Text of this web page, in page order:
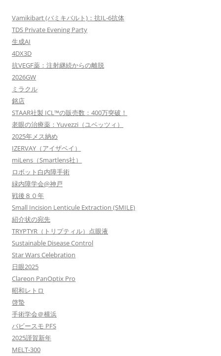
ョ
ン
Vamikibart (バミキバルト)：抗IL-6抗体
TDS Private Evening Party
生成AI
4DX3D
抗VEGF薬：注射継続からの離脱
2026GW
ミラクル
銘店
STAAR社製 ICL™の販売数：400万突破！
老眼の治療薬：Yuvezzi（ユベッツィ）
2025年メス納め
IZERVAY（アイザベイ）
miLens（Smartlens社）
ロボット白内障手術
緑内障学会@神戸
戦後８０年
Small Incision Lenticule Extraction (SMILE)
紹介状の宛先
TRYPTYR（トリプティル）点眼液
Sustainable Disease Control
Star Wars Celebration
日眼2025
Clareon PanOptix Pro
昭和レトロ
啓蟄
手術学会＠横浜
バビースモ PFS
2025謹賀新年
MELT-300